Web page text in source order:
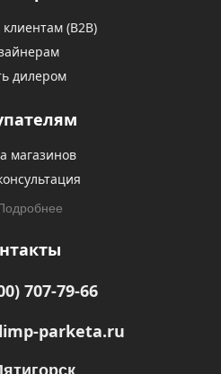
(В2В)
дилером
магазинов
707-79-66
parketa.ru